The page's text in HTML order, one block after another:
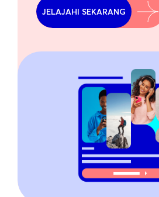
JELAJAHI SEKARANG